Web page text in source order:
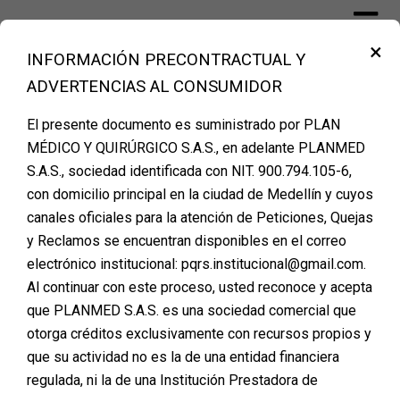
contentFinanciación Cirugía Plástica Medellín –
PLANMED
AGENDA TU CITA DE
VALORACION
×
INFORMACIÓN PRECONTRACTUAL Y
ADVERTENCIAS AL CONSUMIDOR
El presente documento es suministrado por PLAN
MÉDICO Y QUIRÚRGICO S.A.S., en adelante PLANMED
S.A.S., sociedad identificada con NIT. 900.794.105-6,
con domicilio principal en la ciudad de Medellín y cuyos
canales oficiales para la atención de Peticiones, Quejas
y Reclamos se encuentran disponibles en el correo
electrónico institucional: pqrs.institucional@gmail.com.
Al continuar con este proceso, usted reconoce y acepta
que PLANMED S.A.S. es una sociedad comercial que
otorga créditos exclusivamente con recursos propios y
que su actividad no es la de una entidad financiera
regulada, ni la de una Institución Prestadora de